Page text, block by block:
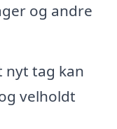
og andre
nyt tag kan
velholdt